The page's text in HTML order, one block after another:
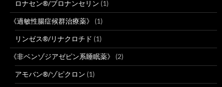
ロナセン®/ブロナンセリン (1)
《過敏性腸症候群治療薬》 (1)
リンゼス®/リナクロチド (1)
《非ベンゾジアゼピン系睡眠薬》 (2)
アモバン®/ゾピクロン (1)